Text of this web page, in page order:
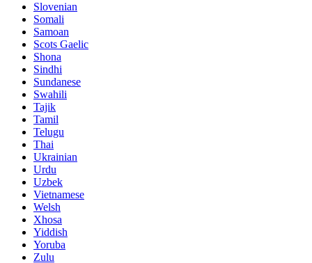
Slovenian
Somali
Samoan
Scots Gaelic
Shona
Sindhi
Sundanese
Swahili
Tajik
Tamil
Telugu
Thai
Ukrainian
Urdu
Uzbek
Vietnamese
Welsh
Xhosa
Yiddish
Yoruba
Zulu